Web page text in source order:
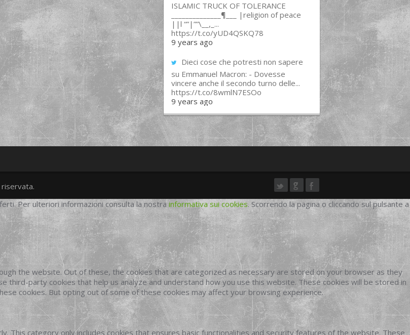
ISLAMIC TRUCK OF TOLERANCE
______________¶___ |religion of peace
||l “”|””\__,_...
https://t.co/yUD4QSKQ78
9 years ago
Dieci cose che potresti non sapere
su Emmanuel Macron: - Dovesse
vincere anche il secondo turno delle...
https://t.co/8wmlN7ESOo
9 years ago
googleplus
facebook
Per ulteriori informazioni consulta la nostra informativa sui cookies. Scorrendo la pagina o cliccando sul pulsante a
the website. Out of these, the cookies that are categorized as necessary are stored on your browser as they
third-party cookies that help us analyze and understand how you use this website. These cookies will be stored in
cookies. But opting out of some of these cookies may affect your browsing experience.
This category only includes cookies that ensures basic functionalities and security features of the website. These